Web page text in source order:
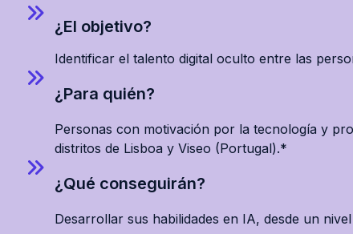
¿El objetivo?
Identificar el talento digital oculto entre las
¿Para quién?
Personas con motivación por la tecnología y
distritos de Lisboa y Viseo (Portugal).*
¿Qué conseguirán?
Desarrollar sus habilidades en IA, desde un